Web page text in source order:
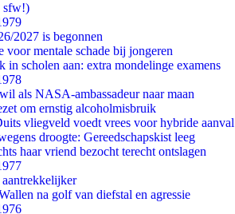
sfw!)
2027 is begonnen
mentale schade bij jongeren
scholen aan: extra mondelinge examens
als NASA-ambassadeur naar maan
om ernstig alcoholmisbruik
vliegveld voedt vrees voor hybride aanval
droogte: Gereedschapskist leeg
haar vriend bezocht terecht ontslagen
na golf van diefstal en agressie